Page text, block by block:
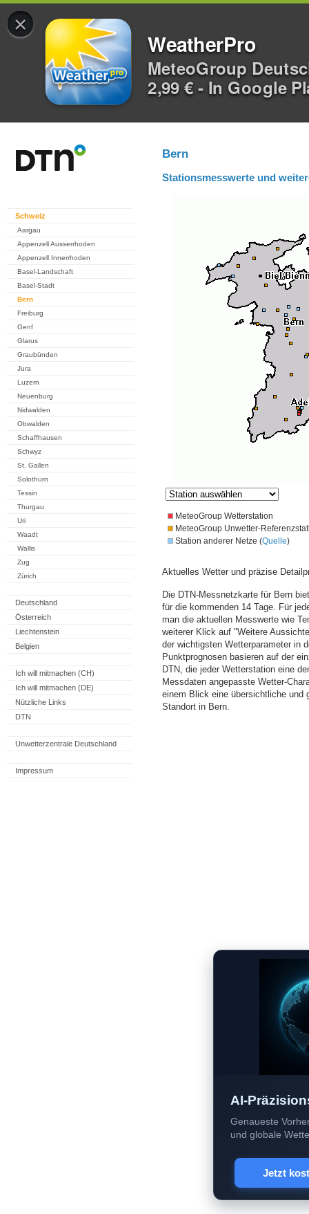
×
WeatherPro
MeteoGroup
2,99 € - In Google
Schweiz
Aargau
Appenzell Ausserrhoden
Appenzell Innerrhoden
Basel-Landschaft
Basel-Stadt
Bern
Freiburg
Genf
Glarus
Graubünden
Jura
Luzern
Neuenburg
Nidwalden
Obwalden
Schaffhausen
Schwyz
St. Gallen
Solothurn
Tessin
Thurgau
Uri
Waadt
Wallis
Zug
Zürich
Deutschland
Österreich
Liechtenstein
Belgien
Ich will mitmachen (CH)
Ich will mitmachen (DE)
Nützliche Links
DTN
Unwetterzentrale Deutschland
Impressum
Bern
Stationsmesswerte und
MeteoGroup Wetterstation
MeteoGroup Unwetter-
Station anderer Netze (Quelle)
Aktuelles Wetter und präzise
Die DTN-Messnetzkarte für Bern
für die kommenden 14 Tage. Für
man die aktuellen Messwerte wie
weiterer Klick auf "Weitere
der wichtigsten Wetterparameter in
Punktprognosen basieren auf der
DTN, die jeder Wetterstation eine
Messdaten angepasste Wetter-
einem Blick eine übersichtliche und
Standort in Bern.
AI-
Genaueste
und globale
Jetzt